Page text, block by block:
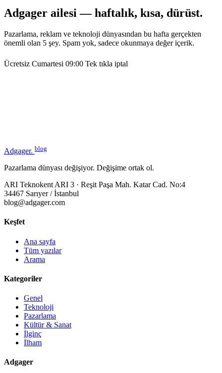
Adgager ailesi — haftalık, kısa, dürüst.
Pazarlama, reklam ve teknoloji dünyasından bu hafta gerçekten
önemli olan 5 şey. Spam yok, sadece okunmaya değer içerik.
Ücretsiz Cumartesi 09:00 Tek tıkla iptal
Adgager. blog
Pazarlama dünyası değişiyor. Değişime ortak ol.
ARI Teknokent ARI 3 · Reşit Paşa Mah. Katar Cad. No:4
34467 Sarıyer / İstanbul
blog@adgager.com
Keşfet
Ana sayfa
Tüm yazılar
Arama
Kategoriler
Genel
Teknoloji
Pazarlama
Kültür & Sanat
İlginç
İlham
Adgager